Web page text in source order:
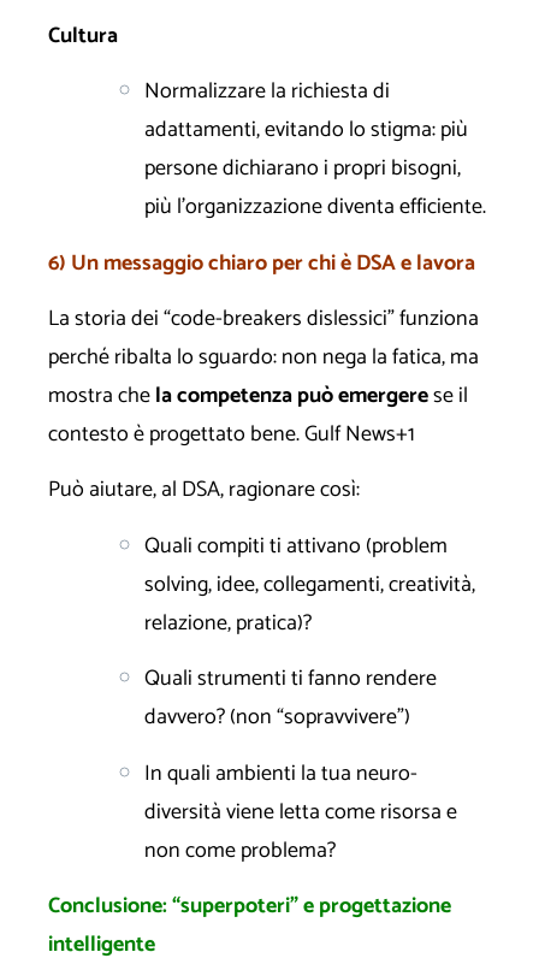
Cultura
Normalizzare la richiesta di
adattamenti, evitando lo stigma: più
persone dichiarano i propri bisogni,
più l’organizzazione diventa efficiente.
6) Un messaggio chiaro per chi è DSA e lavora
La storia dei “code-breakers dislessici” funziona
perché ribalta lo sguardo: non nega la fatica, ma
mostra chela competenza può emergerese il
contesto è progettato bene.Gulf News+1
Può aiutare, al DSA, ragionare così:
Quali compiti ti attivano (problem
solving, idee, collegamenti, creatività,
relazione, pratica)?
Quali strumenti ti fanno rendere
davvero? (non “sopravvivere”)
In quali ambienti la tua neuro-
diversità viene letta come risorsa e
non come problema?
Conclusione: “superpoteri” e progettazione
intelligente